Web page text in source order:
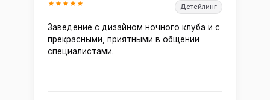
Детейлинг
Заведение с дизайном ночного клуба и с
прекрасными, приятными в общении
специалистами.